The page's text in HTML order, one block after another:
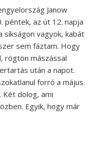
Janow
péntek, az út 12. napja
síkságon vagyok, kabát
sem fáztam. Hogy
rögtön mászással
után a napot.
forró a május.
Két dolog, ami
Egyik, hogy már